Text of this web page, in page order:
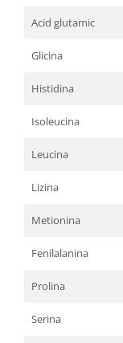
Acid glutamic
Glicina
Histidina
Isoleucina
Leucina
Lizina
Metionina
Fenilalanina
Prolina
Serina